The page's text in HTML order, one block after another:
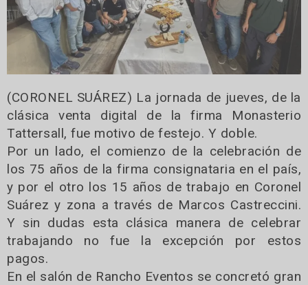
(CORONEL SUÁREZ) La jornada de jueves, de la
clásica venta digital de la firma Monasterio
Tattersall, fue motivo de festejo. Y doble.
Por un lado, el comienzo de la celebración de
los 75 años de la firma consignataria en el país,
y por el otro los 15 años de trabajo en Coronel
Suárez y zona a través de Marcos Castreccini.
Y sin dudas esta clásica manera de celebrar
trabajando no fue la excepción por estos
pagos.
En el salón de Rancho Eventos se concretó gran